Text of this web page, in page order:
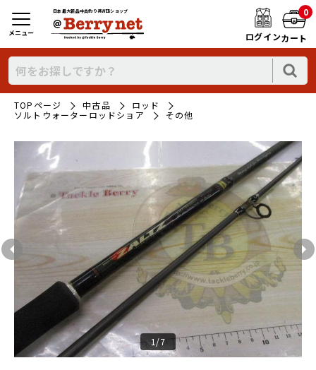
日本最大新品中古釣り具WEBショップ
ログイン
0
カート
メニュー
TOPページ 中古品
ロッド
ソルトウォーターロッドショア
その他
1/7